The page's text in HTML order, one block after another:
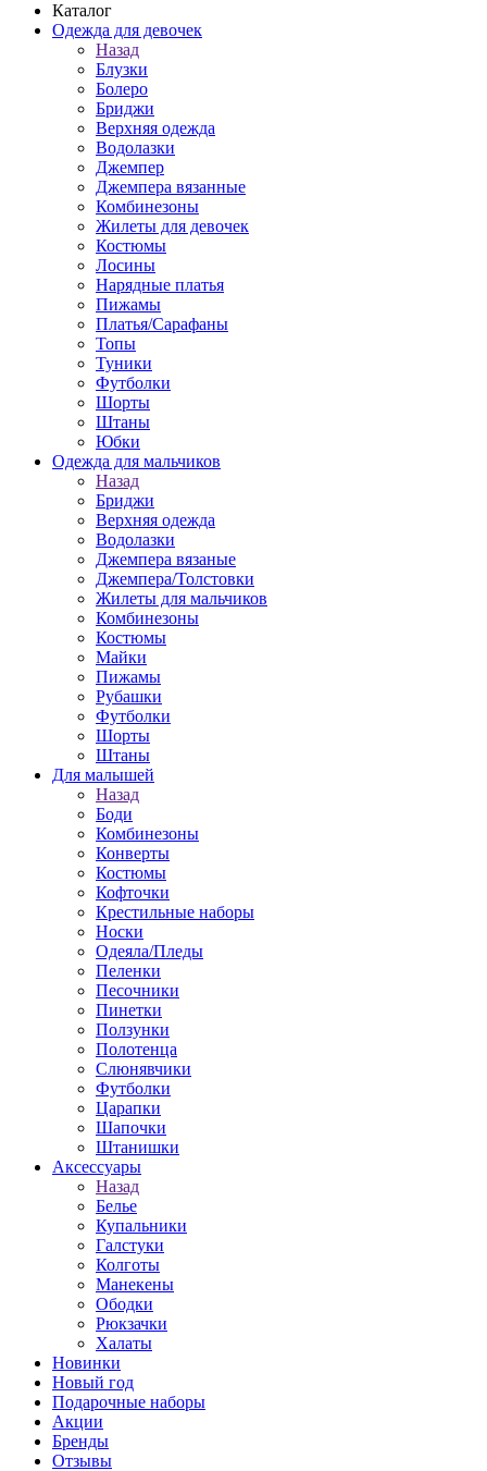
Каталог
Одежда для девочек
Назад
Блузки
Болеро
Бриджи
Верхняя одежда
Водолазки
Джемпер
Джемпера вязанные
Комбинезоны
Жилеты для девочек
Костюмы
Лосины
Нарядные платья
Пижамы
Платья/Сарафаны
Топы
Туники
Футболки
Шорты
Штаны
Юбки
Одежда для мальчиков
Назад
Бриджи
Верхняя одежда
Водолазки
Джемпера вязаные
Джемпера/Толстовки
Жилеты для мальчиков
Комбинезоны
Костюмы
Майки
Пижамы
Рубашки
Футболки
Шорты
Штаны
Для малышей
Назад
Боди
Комбинезоны
Конверты
Костюмы
Кофточки
Крестильные наборы
Носки
Одеяла/Пледы
Пеленки
Песочники
Пинетки
Ползунки
Полотенца
Слюнявчики
Футболки
Царапки
Шапочки
Штанишки
Аксессуары
Назад
Белье
Купальники
Галстуки
Колготы
Манекены
Ободки
Рюкзачки
Халаты
Новинки
Новый год
Подарочные наборы
Акции
Бренды
Отзывы